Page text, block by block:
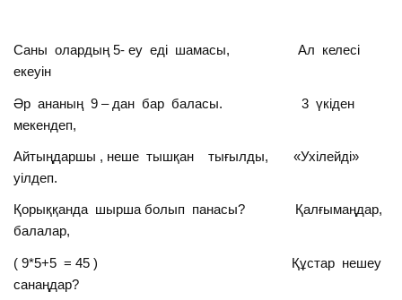
Саны олардың 5- еу еді шамасы, Ал келесі
екеуін
Әр ананың 9 – дан бар баласы. 3 үкіден
мекендеп,
Айтыңдаршы , неше тышқан тығылды, «Ухілейді»
уілдеп.
Қорыққанда шырша болып панасы? Қалғымаңдар,
балалар,
( 9*5+5 = 45 ) Құстар нешеу
санаңдар?